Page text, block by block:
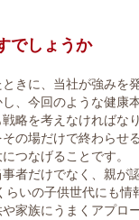
でしょうか
きに、当社が強みを
、今回のような健康
略を考えなければな
の場だけで終わらせ
つなげることです。
者だけでなく、親が
いの子供世代にも情
家族にうまくアプロ